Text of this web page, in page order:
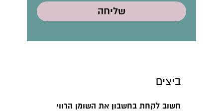
שליחה
ביצים
חשוב לקחת בחשבון את השומן הרווי